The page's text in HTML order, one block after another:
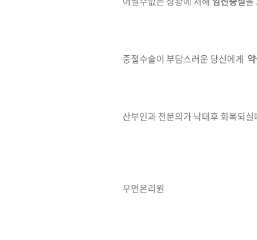
중절수술이 부담스러운 당신에게
산부인과 전문의가 낙태후 회복되
우먼온리원